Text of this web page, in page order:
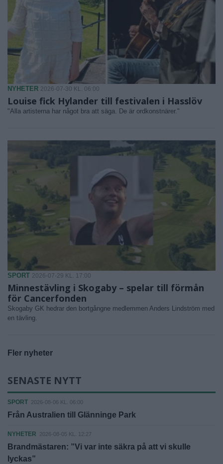
NYHETER 2026-07-30 KL. 06:00
Louise fick Hylander till festivalen i Hasslöv
"Alla artisterna har något bra att säga. De är ordkonstnärer."
SPORT 2026-07-29 KL. 17:00
Minnestävling i Skogaby – spelar till förmån
för Cancerfonden
Skogaby GK hedrar den bortgångne medlemmen Anders Lindström med
en tävling.
Fler nyheter
SENASTE NYTT
SPORT 2026-08-06 KL. 06:00
Från Australien till Glänninge Park
NYHETER 2026-08-05 KL. 12:27
Brandmästaren: ”Vi var inte säkra på att vi skulle
lyckas”